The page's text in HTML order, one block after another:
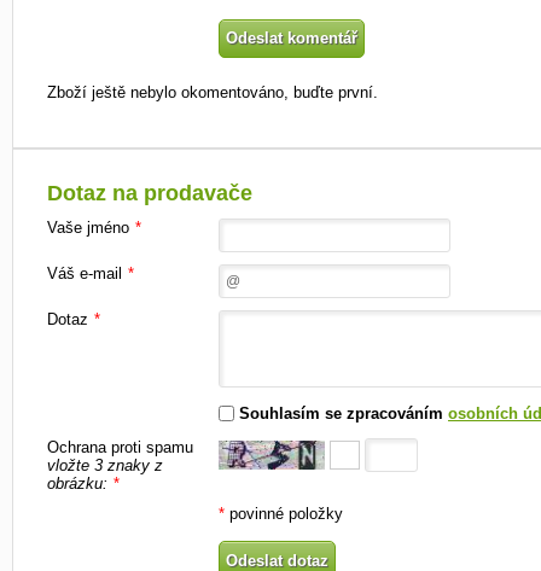
Zboží ještě nebylo okomentováno, buďte první.
Dotaz na prodavače
Vaše jméno *
Váš e-mail *
Dotaz *
Souhlasím se zpracováním osobních
Ochrana proti spamu
vložte 3 znaky z
obrázku: *
* povinné položky